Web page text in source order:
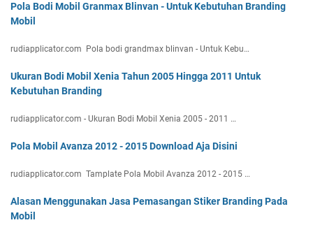
Pola Bodi Mobil Granmax Blinvan - Untuk Kebutuhan Branding
Mobil
rudiapplicator.com Pola bodi grandmax blinvan - Untuk Kebu…
Ukuran Bodi Mobil Xenia Tahun 2005 Hingga 2011 Untuk
Kebutuhan Branding
rudiapplicator.com - Ukuran Bodi Mobil Xenia 2005 - 2011 …
Pola Mobil Avanza 2012 - 2015 Download Aja Disini
rudiapplicator.com Tamplate Pola Mobil Avanza 2012 - 2015 …
Alasan Menggunakan Jasa Pemasangan Stiker Branding Pada
Mobil